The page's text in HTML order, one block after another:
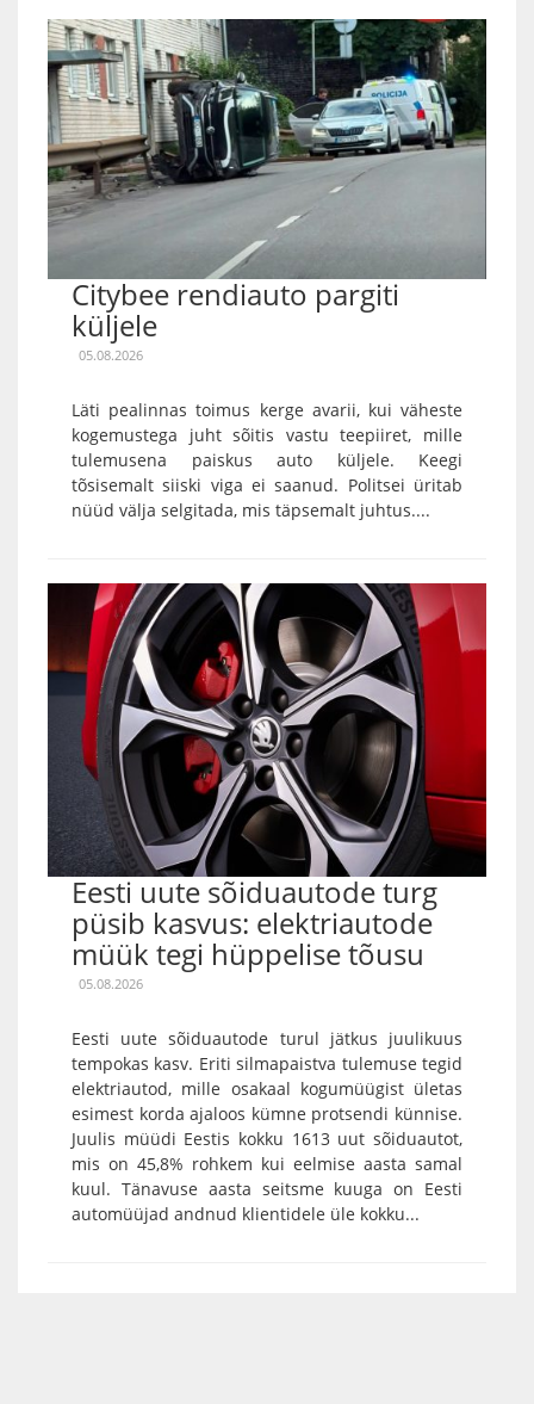
Citybee rendiauto pargiti
küljele
05.08.2026
Läti pealinnas toimus kerge avarii, kui väheste
kogemustega juht sõitis vastu teepiiret, mille
tulemusena paiskus auto küljele. Keegi
tõsisemalt siiski viga ei saanud. Politsei üritab
nüüd välja selgitada, mis täpsemalt juhtus....
Eesti uute sõiduautode turg
püsib kasvus: elektriautode
müük tegi hüppelise tõusu
05.08.2026
Eesti uute sõiduautode turul jätkus juulikuus
tempokas kasv. Eriti silmapaistva tulemuse tegid
elektriautod, mille osakaal kogumüügist ületas
esimest korda ajaloos kümne protsendi künnise.
Juulis müüdi Eestis kokku 1613 uut sõiduautot,
mis on 45,8% rohkem kui eelmise aasta samal
kuul. Tänavuse aasta seitsme kuuga on Eesti
automüüjad andnud klientidele üle kokku...